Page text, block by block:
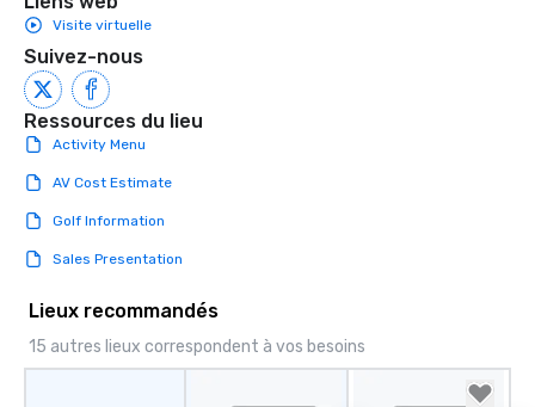
Visite virtuelle
Suivez-nous
Ressources du lieu
Activity Menu
AV Cost Estimate
Golf Information
Sales Presentation
Lieux recommandés
15 autres lieux correspondent à vos besoins